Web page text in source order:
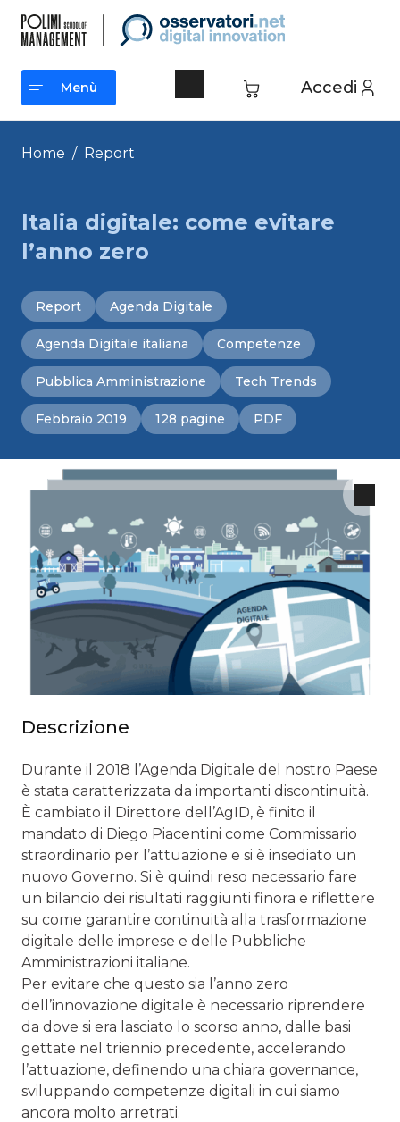
contenuto
Accedi
Menù
Menù
Home / Report
Italia digitale: come evitare
l’anno zero
Report Agenda Digitale
Agenda Digitale italiana Competenze
Pubblica Amministrazione Tech Trends
Febbraio 2019 128 pagine PDF
Descrizione
Durante il 2018 l’Agenda Digitale del nostro Paese
è stata caratterizzata da importanti discontinuità.
È cambiato il Direttore dell’AgID, è finito il
mandato di Diego Piacentini come Commissario
straordinario per l’attuazione e si è insediato un
nuovo Governo. Si è quindi reso necessario fare
un bilancio dei risultati raggiunti finora e riflettere
su come garantire continuità alla trasformazione
digitale delle imprese e delle Pubbliche
Amministrazioni italiane.
Per evitare che questo sia l’anno zero
dell’innovazione digitale è necessario riprendere
da dove si era lasciato lo scorso anno, dalle basi
gettate nel triennio precedente, accelerando
l’attuazione, definendo una chiara governance,
sviluppando competenze digitali in cui siamo
ancora molto arretrati.